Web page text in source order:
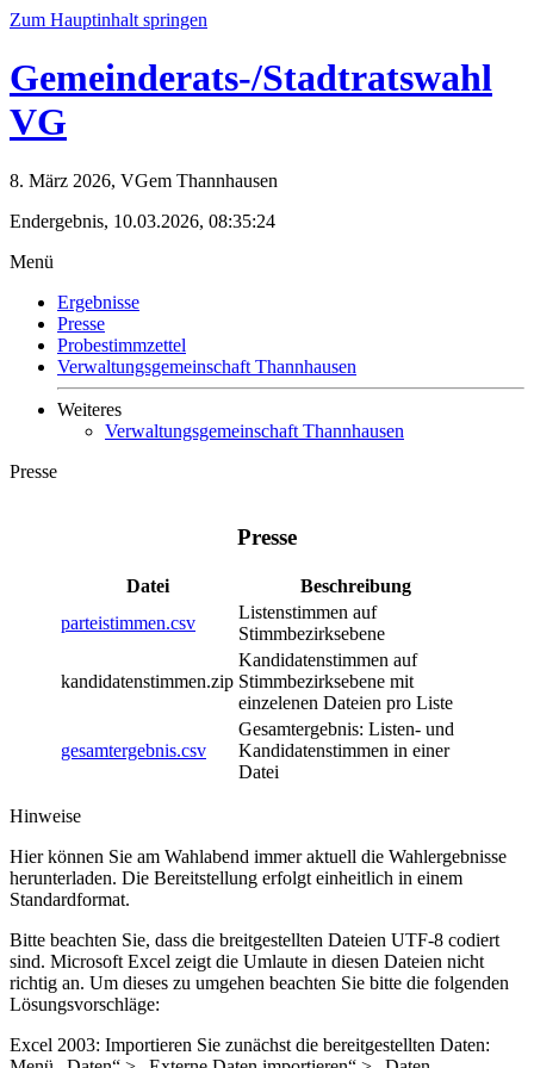
Zum Hauptinhalt springen
Gemeinderats-/Stadtratswahl
VG
8. März 2026, VGem Thannhausen
Endergebnis, 10.03.2026, 08:35:24
Menü
Ergebnisse
Presse
Probestimmzettel
Verwaltungsgemeinschaft Thannhausen
Weiteres
Verwaltungsgemeinschaft Thannhausen
Presse
Presse
Datei
Beschreibung
parteistimmen.csv
Listenstimmen auf
Stimmbezirksebene
kandidatenstimmen.zip
Kandidatenstimmen auf
Stimmbezirksebene mit
einzelenen Dateien pro Liste
gesamtergebnis.csv
Gesamtergebnis: Listen- und
Kandidatenstimmen in einer
Datei
Hinweise
Hier können Sie am Wahlabend immer aktuell die Wahlergebnisse
herunterladen. Die Bereitstellung erfolgt einheitlich in einem
Standardformat.
Bitte beachten Sie, dass die breitgestellten Dateien UTF-8 codiert
sind. Microsoft Excel zeigt die Umlaute in diesen Dateien nicht
richtig an. Um dieses zu umgehen beachten Sie bitte die folgenden
Lösungsvorschläge:
Excel 2003: Importieren Sie zunächst die bereitgestellten Daten: